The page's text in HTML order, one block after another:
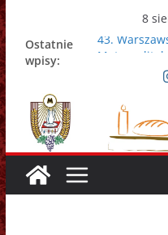
Przejdź
do
treści
8
Ostatnie
wpisy:
43.
Nowy Papież
Adrian
Zmarł ks.